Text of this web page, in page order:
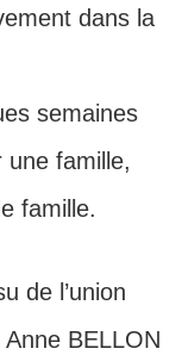
dans la
semaines
famille,
famille.
de l’union
BELLON